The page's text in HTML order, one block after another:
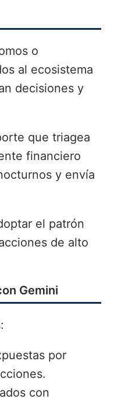
o
al ecosistema
decisiones y
que triagea
financiero
y envía
el patrón
de alto
Gemini
por
con